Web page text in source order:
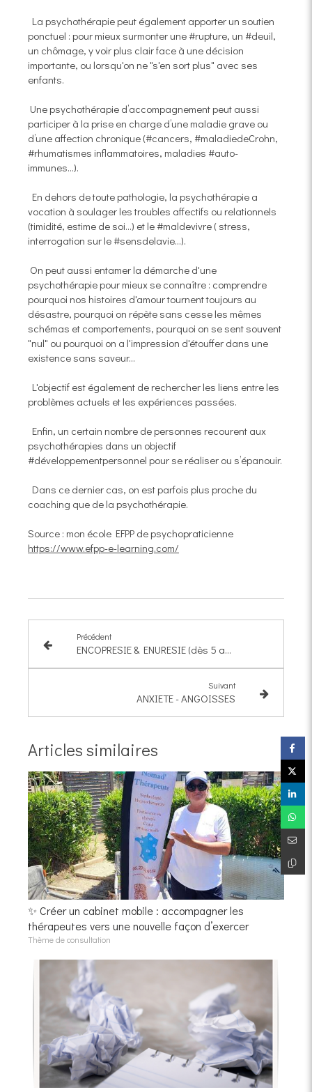
La psychothérapie peut également apporter un soutien
ponctuel : pour mieux surmonter une #rupture, un #deuil,
un chômage, y voir plus clair face à une décision
importante, ou lorsqu'on ne "s'en sort plus" avec ses
enfants.
Une psychothérapie d’accompagnement peut aussi
participer à la prise en charge d’une maladie grave ou
d’une affection chronique (#cancers, #maladiedeCrohn,
#rhumatismes inflammatoires, maladies #auto-
immunes...).
En dehors de toute pathologie, la psychothérapie a
vocation à soulager les troubles affectifs ou relationnels
(timidité, estime de soi...) et le #maldevivre ( stress,
interrogation sur le #sensdelavie...).
On peut aussi entamer la démarche d'une
psychothérapie pour mieux se connaître : comprendre
pourquoi nos histoires d'amour tournent toujours au
désastre, pourquoi on répète sans cesse les mêmes
schémas et comportements, pourquoi on se sent souvent
"nul" ou pourquoi on a l'impression d'étouffer dans une
existence sans saveur...
L'objectif est également de rechercher les liens entre les
problèmes actuels et les expériences passées.
Enfin, un certain nombre de personnes recourent aux
psychothérapies dans un objectif
#développementpersonnel pour se réaliser ou s’épanouir.
Dans ce dernier cas, on est parfois plus proche du
coaching que de la psychothérapie.
Source : mon école EFPP de psychopraticienne
https://www.efpp-e-learning.com/
Précédent
ENCOPRESIE & ENURESIE (dès 5 ans avec l'outil de l'hypnose)
Suivant
ANXIETE - ANGOISSES
Articles similaires
✨ Créer un cabinet mobile : accompagner les
thérapeutes vers une nouvelle façon d’exercer
Thème de consultation